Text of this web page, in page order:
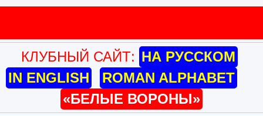
КЛУБНЫЙ САЙТ: НА РУССКОМ
IN ENGLISH
ROMAN ALPHABET
«БЕЛЫЕ ВОРОНЫ»